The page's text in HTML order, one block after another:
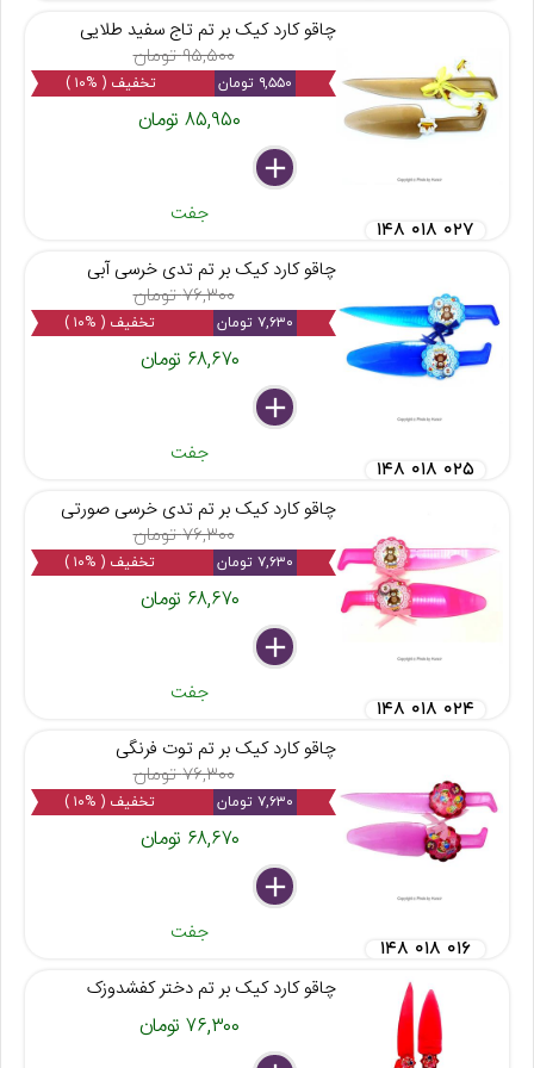
چاقو کارد کیک بر تم تاج سفید طلایی
۹۵,۵۰۰ تومان
۹,۵۵۰ تومان تخفیف ( %۱۰ )
۸۵,۹۵۰ تومان
delete
remove
add
جفت
۱۴۸ ۰۱۸ ۰۲۷
چاقو کارد کیک بر تم تدی خرسی آبی
۷۶,۳۰۰ تومان
۷,۶۳۰ تومان تخفیف ( %۱۰ )
۶۸,۶۷۰ تومان
delete
remove
add
جفت
۱۴۸ ۰۱۸ ۰۲۵
چاقو کارد کیک بر تم تدی خرسی صورتی
۷۶,۳۰۰ تومان
۷,۶۳۰ تومان تخفیف ( %۱۰ )
۶۸,۶۷۰ تومان
delete
remove
add
جفت
۱۴۸ ۰۱۸ ۰۲۴
چاقو کارد کیک بر تم توت فرنگی
۷۶,۳۰۰ تومان
۷,۶۳۰ تومان تخفیف ( %۱۰ )
۶۸,۶۷۰ تومان
delete
remove
add
جفت
۱۴۸ ۰۱۸ ۰۱۶
چاقو کارد کیک بر تم دختر کفشدوزک
۷۶,۳۰۰ تومان